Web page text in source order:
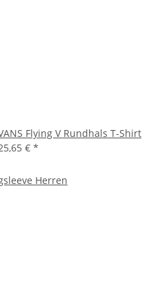
Flying V Rundhals T-Shirt
€ *